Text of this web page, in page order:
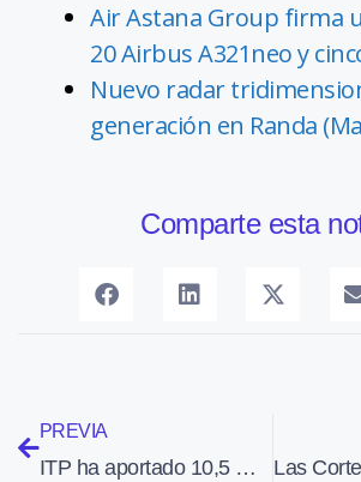
Air Astana Group firma
20 Airbus A321neo y
Nuevo radar
generación en Randa
Comparte esta
PREVIA
ITP ha aportado 10,5 millones de euros al proyecto de I+D OPENAER